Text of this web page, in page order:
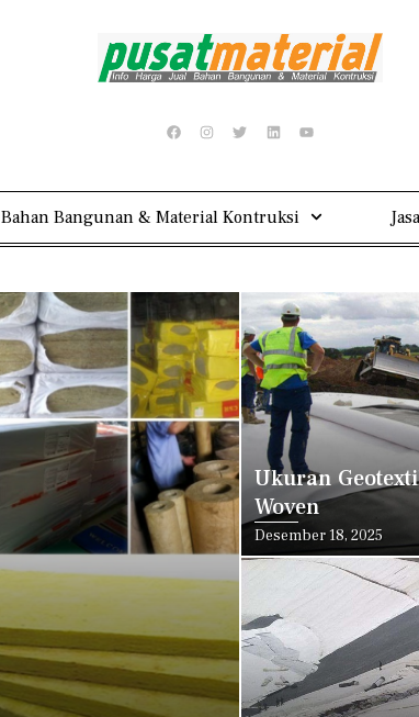
Bahan Bangunan & Material Kontruksi
Ukuran
Woven
Desember 18, 2025